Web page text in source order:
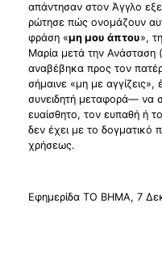
απάντησαν στον Άγγλο
ρώτησε πώς ονομάζουν
φράση «μη μου άπτου»,
Μαρία μετά την
αναβέβηκα προς τον
σήμαινε «μη με
συνειδητή μεταφορά— να
ευαίσθητο, τον ευπαθή ή
δεν έχει με το δογματικό
χρήσεως.
Εφημερίδα ΤΟ ΒΗΜΑ, 7